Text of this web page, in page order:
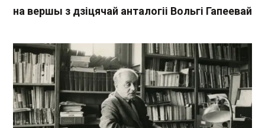
на вершы з дзіцячай анталогіі Вольгі Гапеевай